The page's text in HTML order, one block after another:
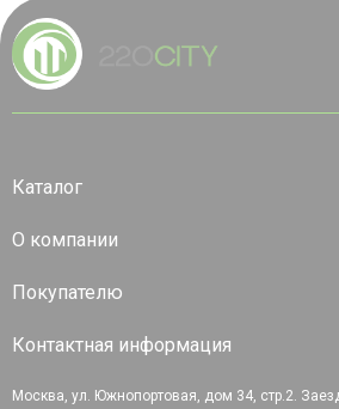
Каталог
О компании
Покупателю
Контактная информация
Москва, ул. Южнопортовая, дом 34, стр.2.